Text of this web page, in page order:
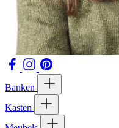
Banken
Kasten